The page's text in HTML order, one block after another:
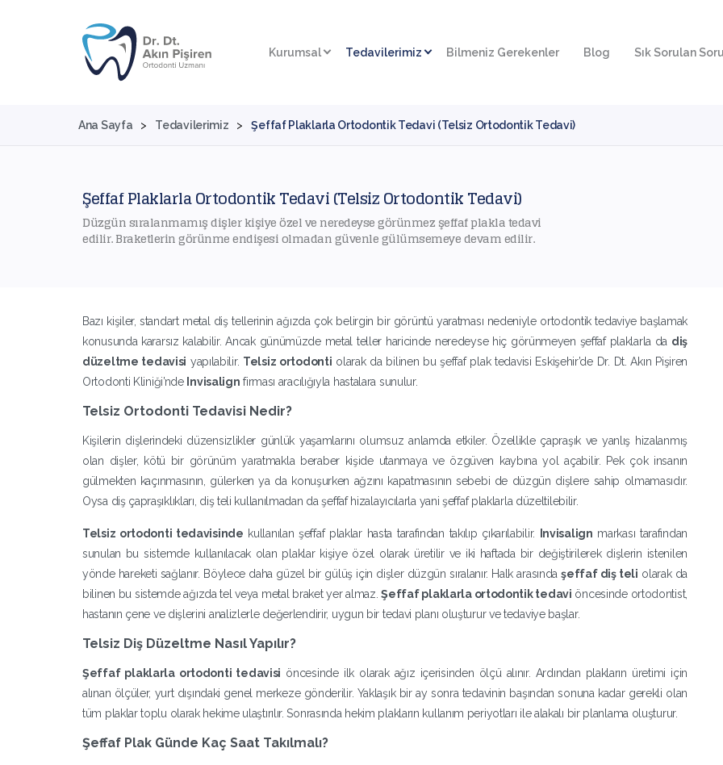
Kurumsal Tedavilerimiz Bilmeniz Gerekenler Blog Sık Sorulan
Ana Sayfa > Tedavilerimiz > Şeffaf Plaklarla Ortodontik Tedavi (Telsiz Ortodontik Tedavi)
Şeffaf Plaklarla Ortodontik Tedavi (Telsiz Ortodontik Tedavi)
Düzgün sıralanmamış dişler kişiye özel ve neredeyse görünmez şeffaf plakla tedavi
edilir. Braketlerin görünme endişesi olmadan güvenle gülümsemeye devam edilir.
Bazı kişiler, standart metal diş tellerinin ağızda çok belirgin bir görüntü yaratması nedeniyle ortodontik tedaviye başlamak
konusunda kararsız kalabilir. Ancak günümüzde metal teller haricinde neredeyse hiç görünmeyen şeffaf plaklarla da ​diş
düzeltme tedavisi​ yapılabilir. Telsiz ortodonti​ olarak da bilinen bu şeffaf plak tedavisi Eskişehir’de Dr. Dt. Akın Pişiren
Ortodonti Kliniği’nde Invisalign firması aracılığıyla hastalara sunulur.
Telsiz Ortodonti Tedavisi Nedir?
Kişilerin dişlerindeki düzensizlikler günlük yaşamlarını olumsuz anlamda etkiler. Özellikle çapraşık ve yanlış hizalanmış
olan dişler, kötü bir görünüm yaratmakla beraber kişide utanmaya ve özgüven kaybına yol açabilir. Pek çok insanın
gülmekten kaçınmasının, gülerken ya da konuşurken ağzını kapatmasının sebebi de düzgün dişlere sahip olmamasıdır.
Oysa diş çapraşıklıkları, diş teli kullanılmadan da şeffaf hizalayıcılarla yani şeffaf plaklarla düzeltilebilir.
Telsiz ortodonti tedavisinde​ kullanılan şeffaf plaklar hasta tarafından takılıp çıkarılabilir. Invisalign markası tarafından
sunulan bu sistemde kullanılacak olan plaklar kişiye özel olarak üretilir ve iki haftada bir değiştirilerek dişlerin istenilen
yönde hareketi sağlanır. Böylece daha güzel bir gülüş için dişler düzgün sıralanır. Halk arasında​şeffaf diş teli​ olarak da
bilinen bu sistemde ağızda tel veya metal braket yer almaz.​Şeffaf plaklarla ortodontik tedavi öncesinde ortodontist,
hastanın çene ve dişlerini analizlerle değerlendirir, uygun bir tedavi planı oluşturur ve tedaviye başlar.
Telsiz Diş Düzeltme Nasıl Yapılır?
Şeffaf plaklarla ortodonti tedavisi​ öncesinde ilk olarak ağız içerisinden ölçü alınır. Ardından plakların üretimi için
alınan ölçüler, yurt dışındaki genel merkeze gönderilir. Yaklaşık bir ay sonra tedavinin başından sonuna kadar gerekli olan
tüm plaklar toplu olarak hekime ulaştırılır. Sonrasında hekim plakların kullanım periyotları ile alakalı bir planlama oluşturur.
Şeffaf Plak Günde Kaç Saat Takılmalı?